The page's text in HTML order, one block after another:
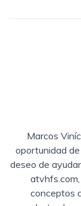
Marcos
oportunidad
deseo de
conceptos